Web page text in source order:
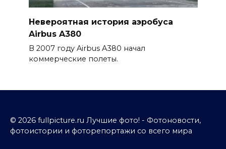
Невероятная история аэробуса
Airbus A380
В 2007 году Airbus A380 начал
коммерческие полеты.
© 2026 fullpicture.ru Лучшие фото! - Фотоновости,
фотоистории и фоторепортажи со всего мира